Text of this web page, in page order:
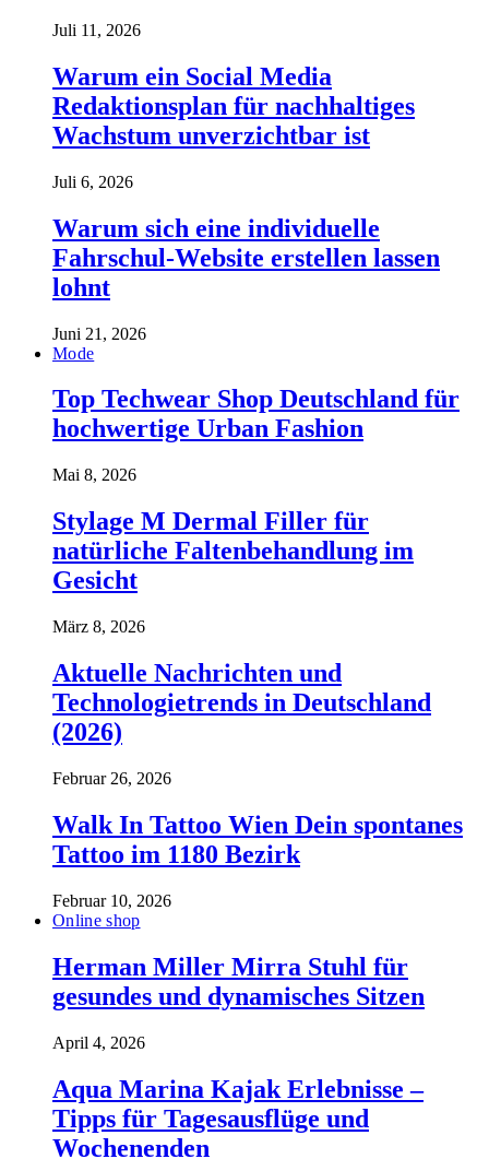
Juli 11, 2026
Warum ein Social Media
Redaktionsplan für nachhaltiges
Wachstum unverzichtbar ist
Juli 6, 2026
Warum sich eine individuelle
Fahrschul-Website erstellen lassen
lohnt
Juni 21, 2026
Mode
Top Techwear Shop Deutschland für
hochwertige Urban Fashion
Mai 8, 2026
Stylage M Dermal Filler für
natürliche Faltenbehandlung im
Gesicht
März 8, 2026
Aktuelle Nachrichten und
Technologietrends in Deutschland
(2026)
Februar 26, 2026
Walk In Tattoo Wien Dein spontanes
Tattoo im 1180 Bezirk
Februar 10, 2026
Online shop
Herman Miller Mirra Stuhl für
gesundes und dynamisches Sitzen
April 4, 2026
Aqua Marina Kajak Erlebnisse –
Tipps für Tagesausflüge und
Wochenenden